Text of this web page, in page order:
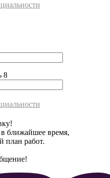
8
ближайшее время,
план работ.